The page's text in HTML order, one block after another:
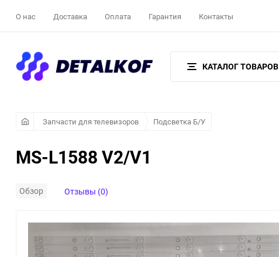
О нас Доставка Оплата Гарантия Контакты
КАТАЛОГ ТОВАРОВ
Запчасти для телевизоров Подсветка Б/У
MS-L1588 V2/V1
Обзор Отзывы (0)